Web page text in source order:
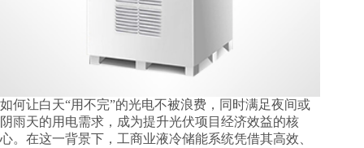
如何让白天“用不完”的光电不被浪费，同时满足夜间或
阴雨天的用电需求，成为提升光伏项目经济效益的核
心。在这一背景下，工商业液冷储能系统凭借其高效、